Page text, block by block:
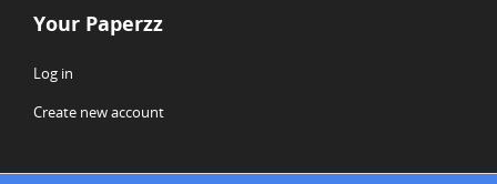
Your Paperzz
Log in
Create new account